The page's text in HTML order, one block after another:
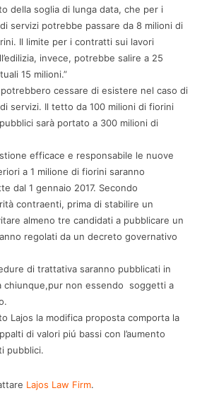
della soglia di lunga data, che per i
servizi potrebbe passare da 8 milioni di
Il limite per i contratti sui lavori
invece, potrebbe salire a 25
15 milioni.”
cessare di esistere nel caso di
servizi. Il tetto da 100 milioni di fiorini
sarà portato a 300 milioni di
efficace e responsabile le nuove
a 1 milione di fiorini saranno
dal 1 gennaio 2017. Secondo
contraenti, prima di stabilire un
almeno tre candidati a pubblicare un
regolati da un decreto governativo
di trattativa saranno pubblicati in
chiunque,pur non essendo soggetti a
Lajos la modifica proposta comporta la
di valori piú bassi con l’aumento
pubblici.
Lajos Law Firm.